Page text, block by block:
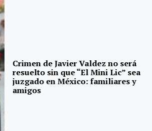
Crimen de Javier Valdez no será
resuelto sin que “El Mini Lic” sea
juzgado en México: familiares y
amigos